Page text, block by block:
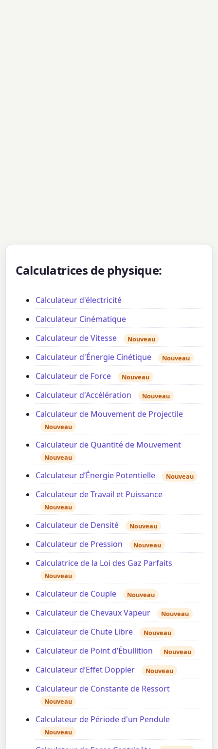
Calculatrices de physique:
Calculateur d'électricité
Calculateur Cinématique
Calculateur de Vitesse
Nouveau
Calculateur d'Énergie Cinétique Nouveau
Calculateur de Force Nouveau
Calculateur d'Accélération Nouveau
Calculateur de Mouvement de Projectile
Nouveau
Calculateur de Quantité de Mouvement
Nouveau
Calculateur d’Énergie Potentielle Nouveau
Calculateur de Travail et Puissance
Nouveau
Calculateur de Densité Nouveau
Calculateur de Pression Nouveau
Calculatrice de la Loi des Gaz Parfaits
Nouveau
Calculateur de Couple Nouveau
Calculateur de Chevaux Vapeur Nouveau
Calculateur de Chute Libre Nouveau
Calculateur de Point d’Ébullition Nouveau
Calculateur d’Effet Doppler Nouveau
Calculateur de Constante de Ressort
Nouveau
Calculateur de Période d'un Pendule
Nouveau